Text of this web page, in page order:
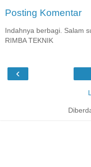
Posting Komentar
Indahnya berbagi. Salam
RIMBA TEKNIK
‹